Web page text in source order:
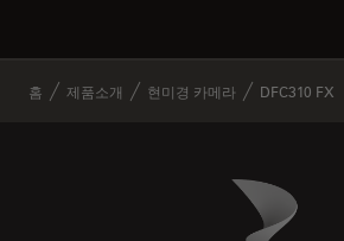
홈 제품소개 현미경 카메라 DFC310 FX
Danaher Logo